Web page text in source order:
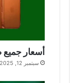
أسعار جميع
سبتمبر 12, 2025